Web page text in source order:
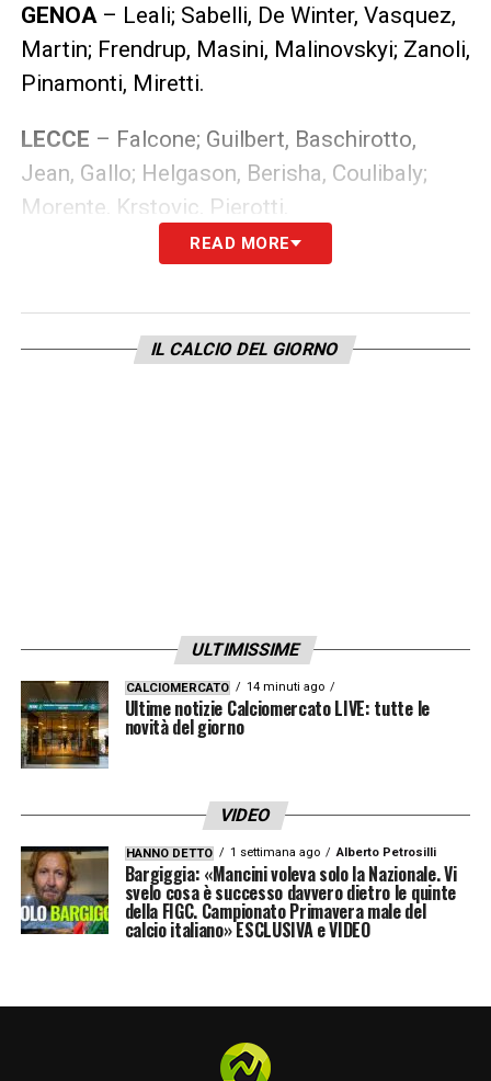
GENOA– Leali; Sabelli, De Winter, Vasquez,
Martin; Frendrup, Masini, Malinovskyi; Zanoli,
Pinamonti, Miretti.
LECCE – Falcone; Guilbert, Baschirotto,
Jean, Gallo; Helgason, Berisha, Coulibaly;
Morente, Krstovic, Pierotti.
FINISCE LA PARTITA
16′ GOL Genoa con Miretti sblocca il match
e porta avanti i rossoblù!
INIZIO PRIMO TEMPO
LA PLAYLIST DELLE NOSTRE TOP NEWS
READ MORE
IL CALCIO DEL GIORNO
ULTIMISSIME
CALCIOMERCATO 14 minuti ago
Ultime notizie Calciomercato LIVE: tutte le
novità del giorno
VIDEO
HANNO DETTO 1 settimana ago Alberto Petrosilli
Bargiggia: «Mancini voleva solo la Nazionale. Vi
svelo cosa è successo davvero dietro le quinte
della FIGC. Campionato Primavera male del
calcio italiano» ESCLUSIVA e VIDEO